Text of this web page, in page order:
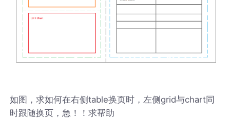
如图，求如何在右侧table换页时，左侧grid与chart同
时跟随换页，急！！求帮助